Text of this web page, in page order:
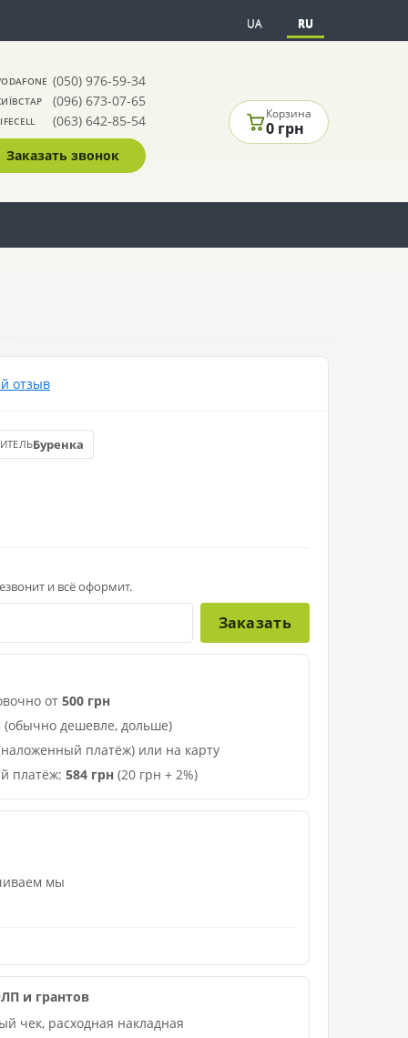
UA RU
(050) 976-59-34
(096) 673-07-65
(063) 642-85-54
Заказать звонок
Корзина
0 грн
отзыв
Буренка
и всё оформит.
Заказать
от 500 грн
дешевле, дольше)
платёж) или на карту
платёж: 584 грн (20 грн + 2%)
мы
и грантов
чек, расходная накладная